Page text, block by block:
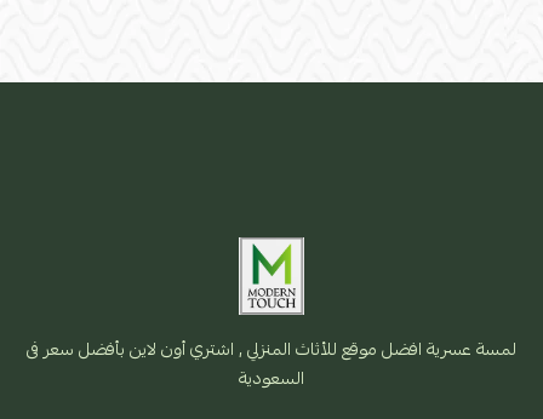
لمسة عسرية افضل موقع للأثاث المنزلي , اشتري أون لاين بأفضل سعر فى
السعودية